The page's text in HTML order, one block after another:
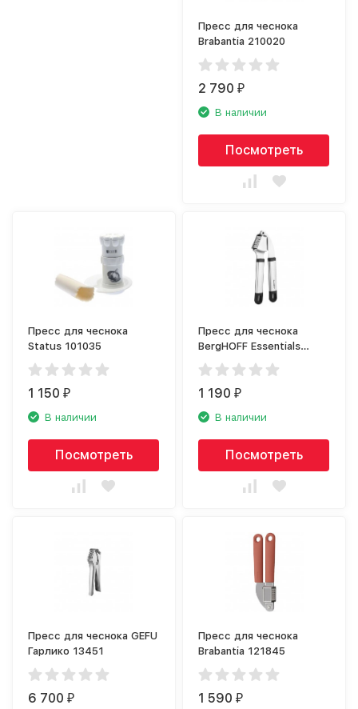
Пресс для чеснока
Brabantia 210020
2 790₽
В наличии
Посмотреть
Пресс для чеснока
Status 101035
1 150₽
В наличии
Посмотреть
Пресс для чеснока
BergHOFF Essentials
1301067
1 190₽
В наличии
Посмотреть
Пресс для чеснока GEFU
Гарлико 13451
6 700₽
Пресс для чеснока
Brabantia 121845
1 590₽